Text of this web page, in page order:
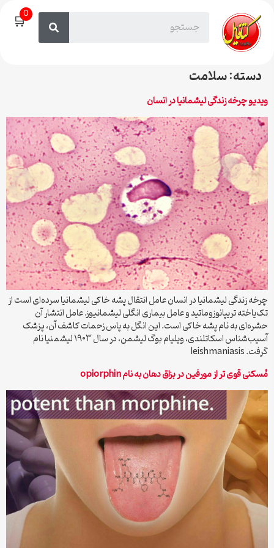
🛒0
دسته:سلامت
ویدیو چرخه زندگی لیشمانیا در انسان
چرخه زندگی لیشمانیا در انسان عامل انتقال پشه خاکی لیشمانیا سرده‌ای است از
تک‌یاخته تریپانوزوماتید و عامل بیماری انگلی لیشمانیوز. عامل انتشار آن
حشره‌ای به نام پشه خاکی است. این انگل به پاس زحمات کاشف آن، پزشک
آسیب‌شناس اسکاتلندی، ویلیام بوگ لیشمن، در سال ۱۹۰۳ لیشمنیا نام
گرفت. leishmaniasis
مُسکنی قوی تر از مورفین در بزاق دهان به نام opiorphin